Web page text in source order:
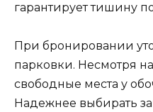
гарантирует тишину
При бронировании
парковки. Несмотря
свободные места у
Надежнее выбирать